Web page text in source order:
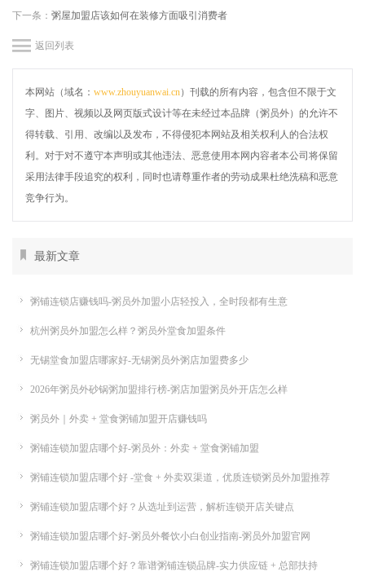
下一条： 粥屋加盟店该如何在装修方面吸引消费者
返回列表
本网站（域名： www.zhouyuanwai.cn）刊载的所有内容，包含但不限于文
字、图片、视频以及网页版式设计等在未经过本品牌（粥员外）的允许不
得转载、引用、改编以及发布，不得侵犯本网站及相关权利人的合法权
利。对于对不遵守本声明或其他违法、恶意使用本网内容者本公司将保留
采用法律手段追究的权利，同时也请尊重作者的劳动成果杜绝洗稿和恶意
竞争行为。
最新文章
粥铺连锁店赚钱吗-粥员外加盟小店轻投入，全时段都有生意
杭州粥员外加盟怎么样？粥员外堂食加盟条件
无锡堂食加盟店哪家好-无锡粥员外粥店加盟费多少
2026年粥员外砂锅粥加盟排行榜-粥店加盟粥员外开店怎么样
粥员外｜外卖 + 堂食粥铺加盟开店赚钱吗
粥铺连锁加盟店哪个好-粥员外：外卖 + 堂食粥铺加盟
粥铺连锁加盟店哪个好 -堂食 + 外卖双渠道，优质连锁粥员外加盟推荐
粥铺连锁加盟店哪个好？从选址到运营，解析连锁开店关键点
粥铺连锁加盟店哪个好-粥员外餐饮小白创业指南-粥员外加盟官网
粥铺连锁加盟店哪个好？靠谱粥铺连锁品牌-实力供应链 + 总部扶持